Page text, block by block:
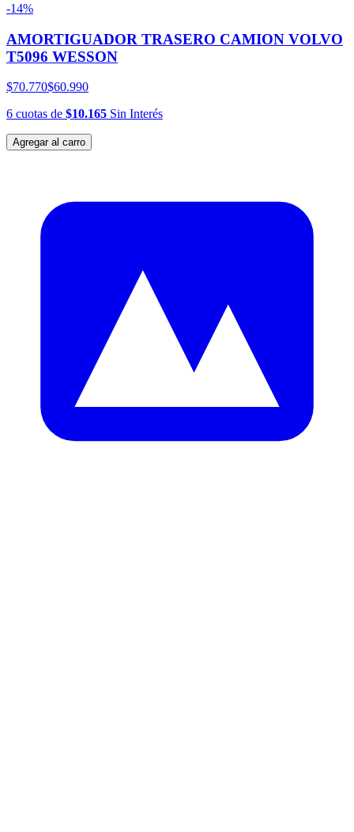
-14%
AMORTIGUADOR TRASERO CAMION VOLVO
T5096 WESSON
$70.770$60.990
6 cuotas de $10.165 Sin Interés
Agregar al carro